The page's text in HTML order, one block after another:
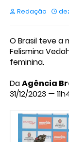
Redação
O Brasil teve a
Felismina
feminina.
DaAgência
31/12/2023 —